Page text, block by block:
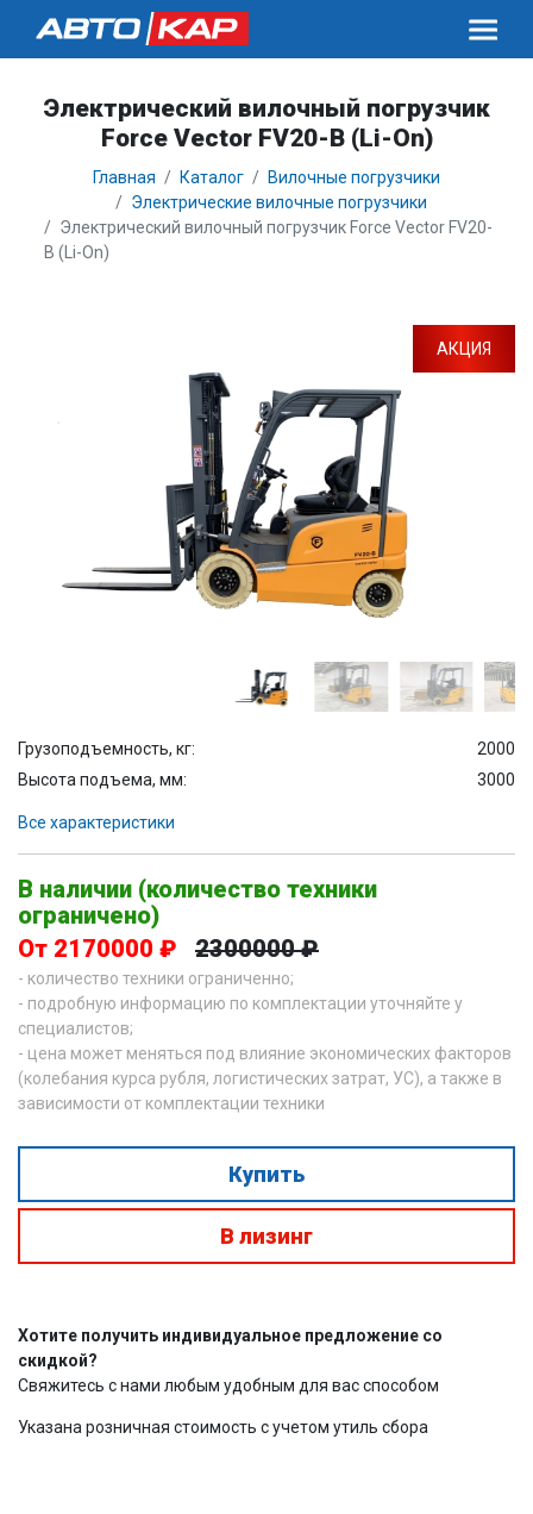
Электрический вилочный погрузчик
Force Vector FV20-B (Li-On)
Главная Каталог
Вилочные погрузчики
Электрические вилочные погрузчики
Электрический вилочный погрузчик Force Vector FV20-
B (Li-On)
АКЦИЯ
Грузоподъемность, кг:
2000
Высота подъема, мм:
3000
Все характеристики
В наличии (количество техники
ограничено)
От 2170000 ₽
2300000 ₽
- количество техники ограниченно;
- подробную информацию по комплектации уточняйте у
специалистов;
- цена может меняться под влияние экономических факторов
(колебания курса рубля, логистических затрат, УС), а также в
зависимости от комплектации техники
Купить
В лизинг
Хотите получить индивидуальное предложение со
скидкой?
Свяжитесь с нами любым удобным для вас способом
Указана розничная стоимость с учетом утиль сбора